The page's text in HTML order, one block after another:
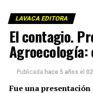
LAVACA EDITORA
El contagio.
Publicada hace 5 años el
Fue una